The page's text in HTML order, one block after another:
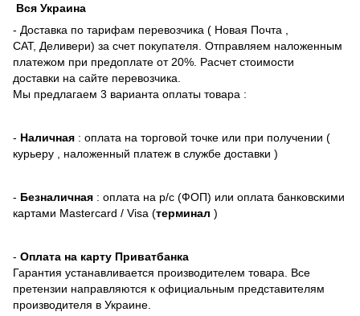
Вся Украина
- Доставка по тарифам перевозчика ( Новая Почта ,
САТ, Деливери) за счет покупателя. Отправляем наложенным
платежом при предоплате от 20%. Расчет стоимости
доставки на сайте перевозчика.
Мы предлагаем 3 варианта оплаты товара :
- Наличная : оплата на торговой точке или при получении (
курьеру , наложенный платеж в службе доставки )
- Безналичная : оплата на р/с (ФОП) или оплата банковскими
картами Mastercard / Visa (терминал )
- Оплата на карту Приватбанка
Гарантия устанавливается производителем товара. Все
претензии направляются к официальным представителям
производителя в Украине.